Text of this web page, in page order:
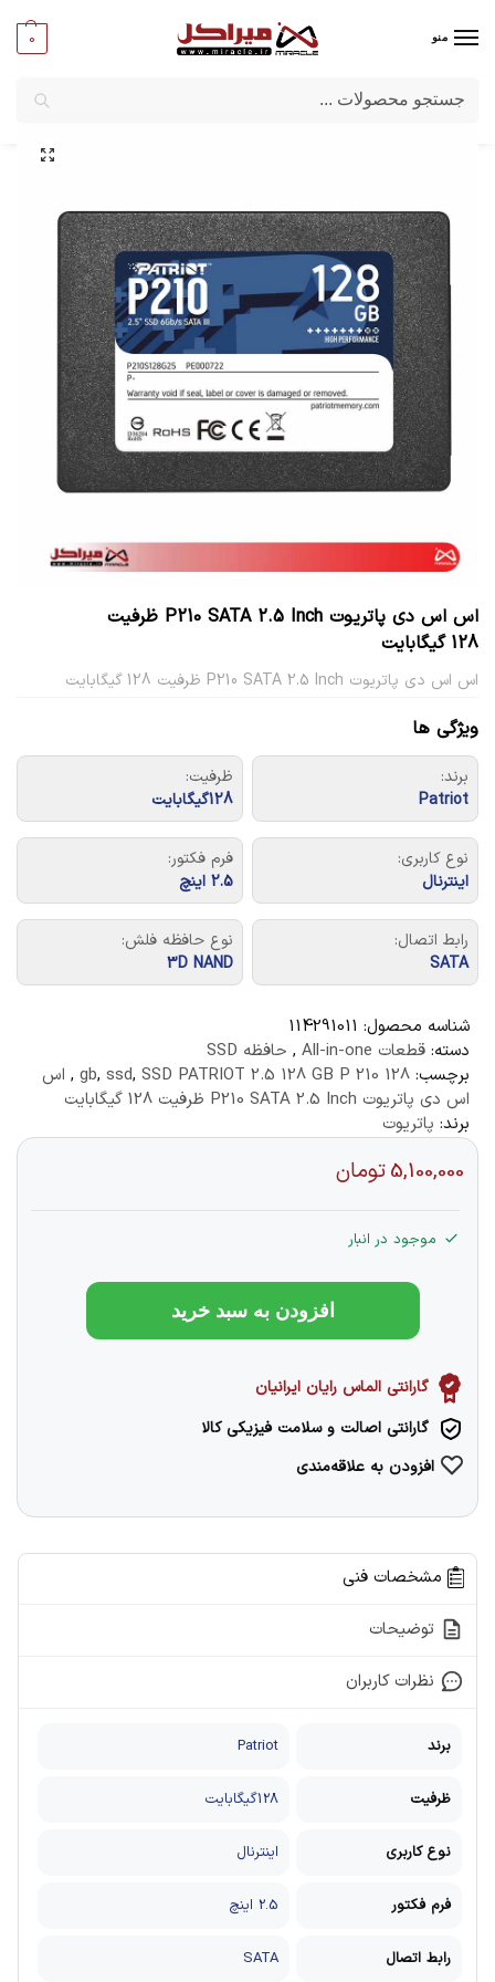
منو 0
میراکل/کامپیوترهای بدون کیس
اس اس دی پاتریوت P210 SATA 2.5 Inch ظرفیت
128 گیگابایت
اس اس دی پاتریوت P210 SATA 2.5 Inch ظرفیت 128 گیگابایت
ویژگی ها
برند:
‎Patriot
ظرفیت:
128گیگابایت
نوع کاربری:
اینترنال
فرم فکتور:
2.5 اینچ
رابط اتصال:
SATA
نوع حافظه فلش:
3D NAND
شناسه محصول: 114291011
دسته: قطعات All-in-one , حافظه SSD
برچسب: 128 gb
, ssd, SSD PATRIOT 2.5 128 GB P 210
, اس
اس دی پاتریوت P210 SATA 2.5 Inch ظرفیت 128 گیگابایت
برند: پاتریوت
5,100,000تومان
موجود در انبار
افزودن به سبد خرید
گارانتی الماس رایان ایرانیان
گارانتی اصالت و سلامت فیزیکی کالا
افزودن به علاقه‌مندی
مشخصات فنی
توضیحات
نظرات کاربران
برند ‎Patriot
ظرفیت 128گیگابایت
نوع کاربری اینترنال
فرم فکتور 2.5 اینچ
رابط اتصال SATA